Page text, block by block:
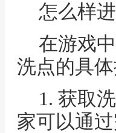
怎么样
在游戏
洗点的具
1. 获取
家可以通